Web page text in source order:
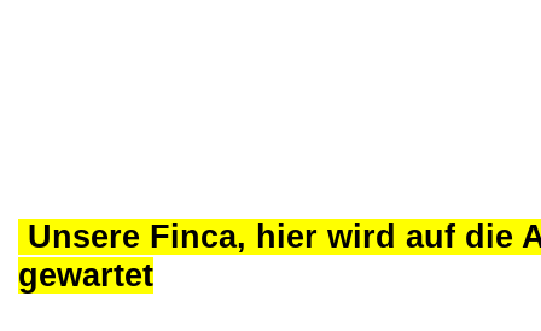
Unsere Finca, hier wird auf die
gewartet